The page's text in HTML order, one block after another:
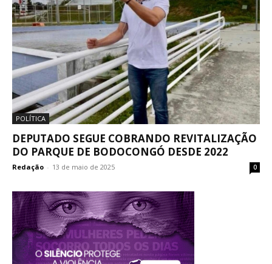
POLÍTICA
DEPUTADO SEGUE COBRANDO REVITALIZAÇÃO
DO PARQUE DE BODOCONGÓ DESDE 2022
Redação - 13 de maio de 2025 0